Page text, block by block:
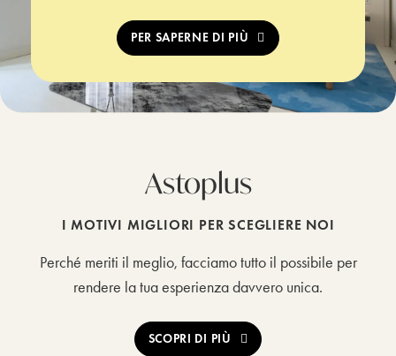
PER SAPERNE DI PIÙ
Astoplus
I MOTIVI MIGLIORI PER SCEGLIERE NOI
Perché meriti il meglio, facciamo tutto il possibile per
rendere la tua esperienza davvero unica.
SCOPRI DI PIÙ